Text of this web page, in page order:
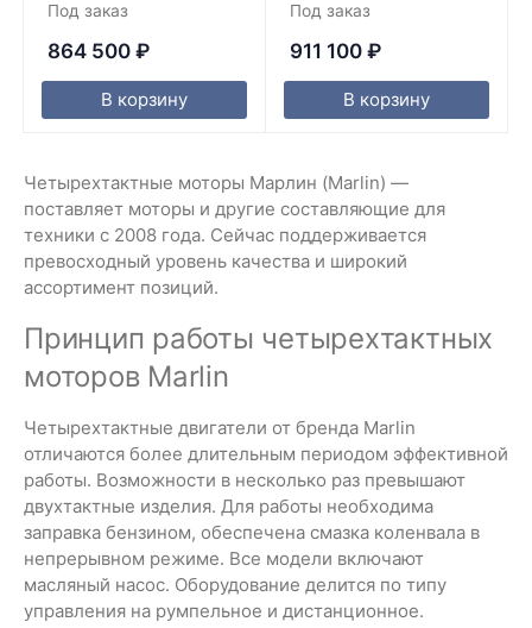
Под заказ
864 500 ₽
В корзину
Под заказ
911 100 ₽
В корзину
Четырехтактные моторы Марлин (Marlin) —
поставляет моторы и другие составляющие для
техники с 2008 года. Сейчас поддерживается
превосходный уровень качества и широкий
ассортимент позиций.
Принцип работы четырехтактных
моторов Marlin
Четырехтактные двигатели от бренда Marlin
отличаются более длительным периодом эффективной
работы. Возможности в несколько раз превышают
двухтактные изделия. Для работы необходима
заправка бензином, обеспечена смазка коленвала в
непрерывном режиме. Все модели включают
масляный насос. Оборудование делится по типу
управления на румпельное и дистанционное.